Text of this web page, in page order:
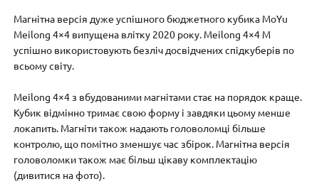
Магнітна версія дуже успішного бюджетного кубика MoYu
Meilong 4×4 випущена влітку 2020 року. Meilong 4×4 M
успішно використовують безліч досвідчених спідкуберів по
всьому світу.
Meilong 4×4 з вбудованими магнітами стає на порядок краще.
Кубик відмінно тримає свою форму і завдяки цьому менше
локапить. Магніти також надають головоломці більше
контролю, що помітно зменшує час збірок. Магнітна версія
головоломки також має більш цікаву комплектацію
(дивитися на фото).